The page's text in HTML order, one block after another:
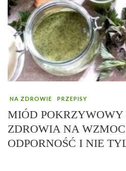
NA ZDROWIE PRZEPISY
MIÓD
ZDROWIA NA
ODPORNOŚĆ I NIE